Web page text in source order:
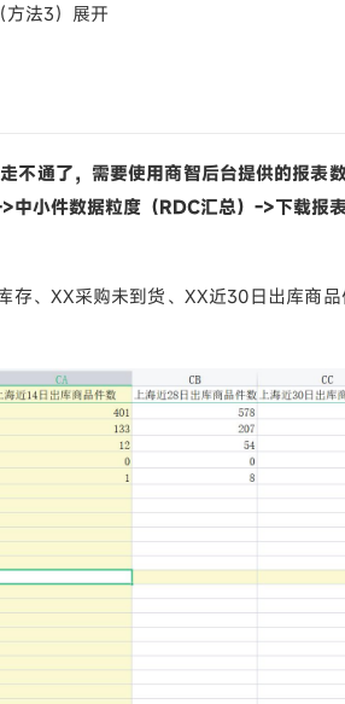
方法3）展开
不通了，需要使用商智后台提供的报表
中小件数据粒度（RDC汇总）->下载报
存、XX采购未到货、XX近30日出库商